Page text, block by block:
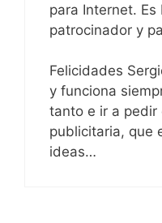
para Internet.
patrocinador y
Felicidades
y funciona
tanto e ir a pedir
publicitaria, que
ideas…